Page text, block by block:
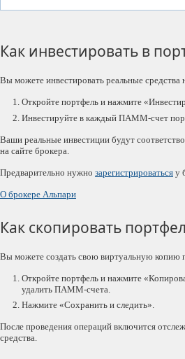
Как инвестировать в
Вы можете инвестировать реальные средства
Откройте портфель и нажмите
Инвестируйте в каждый ПАММ-счет
Ваши реальные инвестиции будут
на сайте брокера.
Предварительно нужно зарегистрироваться у
О брокере Альпари
Как скопировать
Вы можете создать свою виртуальную копию
Откройте портфель и нажмите
удалить ПАММ-счета.
Нажмите «Сохранить и следить».
После проведения операций включится
средства.